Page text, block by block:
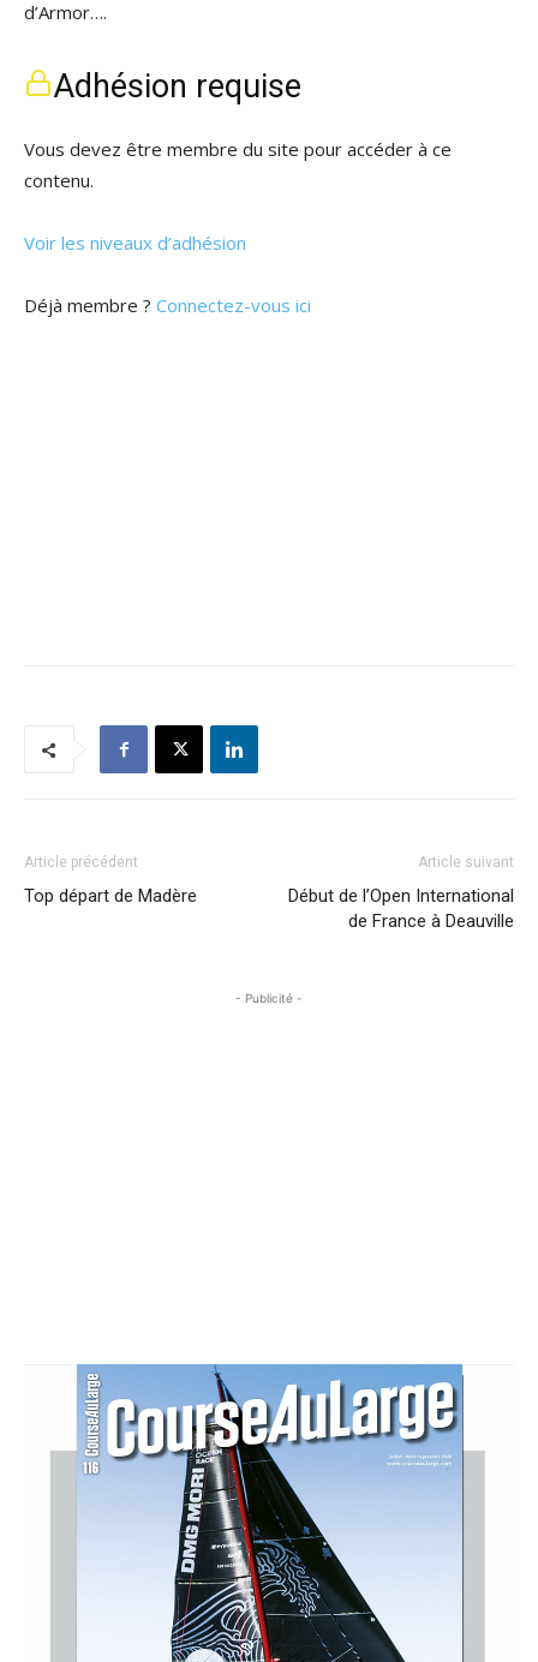
d’Armor….
Adhésion requise
Vous devez être membre du site pour accéder à ce
contenu.
Voir les niveaux d’adhésion
Déjà membre ? Connectez-vous ici
Article précédent
Top départ de Madère
Article suivant
Début de l’Open International
de France à Deauville
- Publicité -